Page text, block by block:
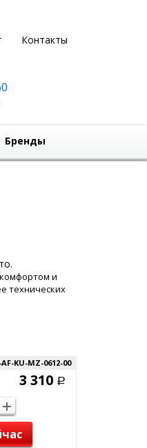
Контакты
Бренды
и
технических
AF-KU-MZ-0612-00
3 310 Р